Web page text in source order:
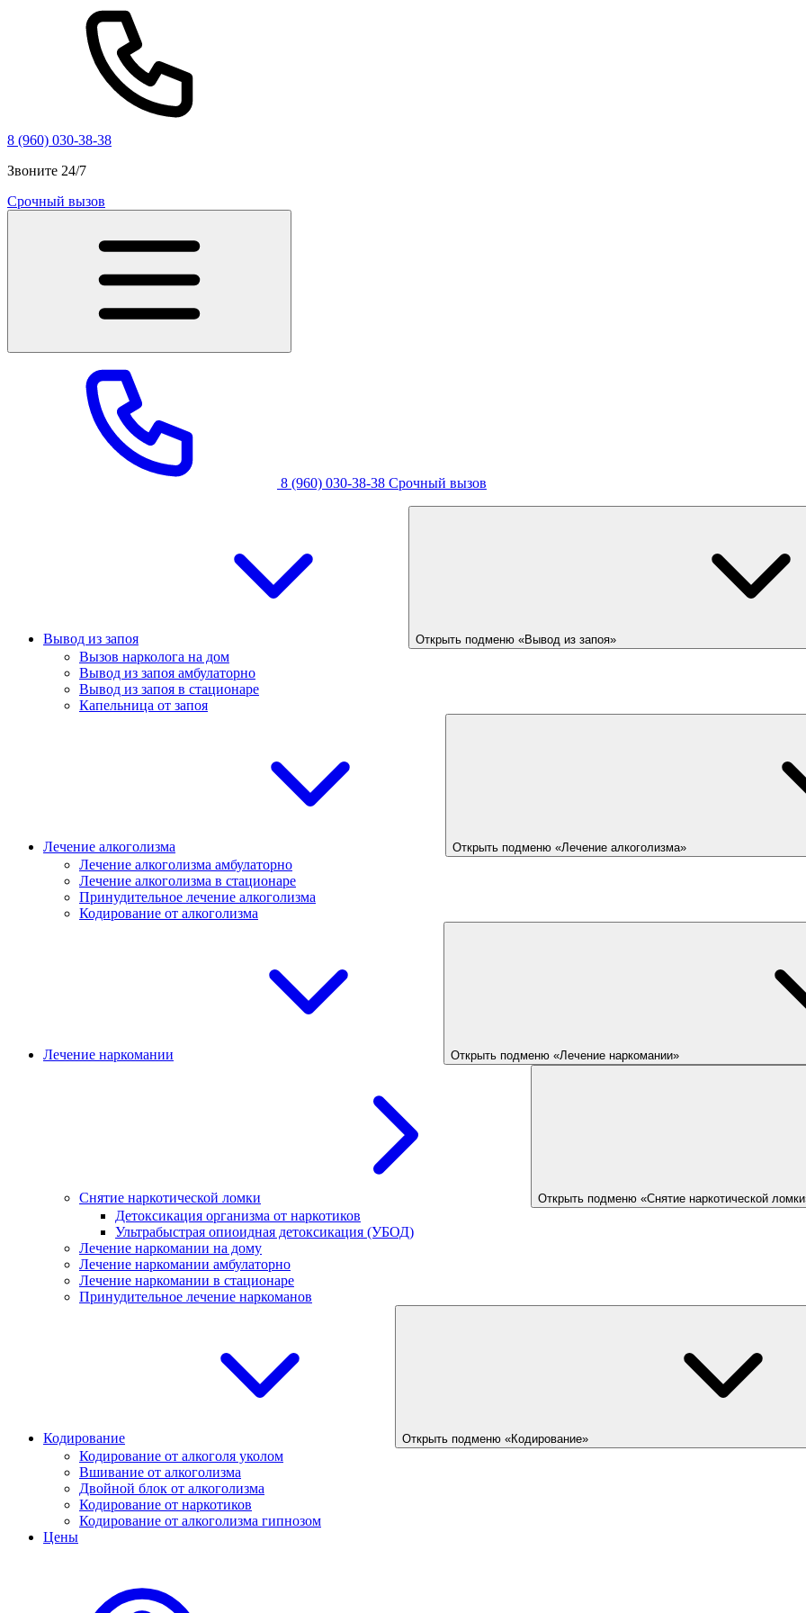
8 (960) 030-38-38
Звоните 24/7
Срочный вызов
8 (960) 030-38-38 Срочный вызов
Вывод из запоя Открыть подменю «Вывод из запоя»
Вызов нарколога на дом
Вывод из запоя амбулаторно
Вывод из запоя в стационаре
Капельница от запоя
Лечение алкоголизма Открыть подменю «Лечение алкоголизма»
Лечение алкоголизма амбулаторно
Лечение алкоголизма в стационаре
Принудительное лечение алкоголизма
Кодирование от алкоголизма
Лечение наркомании Открыть подменю «Лечение наркомании»
Снятие наркотической ломки Открыть подменю «Снятие наркотической
Детоксикация организма от наркотиков
Ультрабыстрая опиоидная детоксикация (УБОД)
Лечение наркомании на дому
Лечение наркомании амбулаторно
Лечение наркомании в стационаре
Принудительное лечение наркоманов
Кодирование Открыть подменю «Кодирование»
Кодирование от алкоголя уколом
Вшивание от алкоголизма
Двойной блок от алкоголизма
Кодирование от наркотиков
Кодирование от алкоголизма гипнозом
Цены